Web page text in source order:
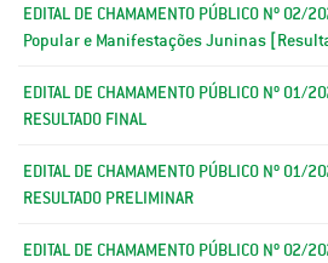
EDITAL DE CHAMAMENTO PÚBLICO Nº
Popular e Manifestações Juninas
EDITAL DE CHAMAMENTO PÚBLICO Nº 01/
RESULTADO FINAL
EDITAL DE CHAMAMENTO PÚBLICO Nº 01/
RESULTADO PRELIMINAR
EDITAL DE CHAMAMENTO PÚBLICO Nº 02/